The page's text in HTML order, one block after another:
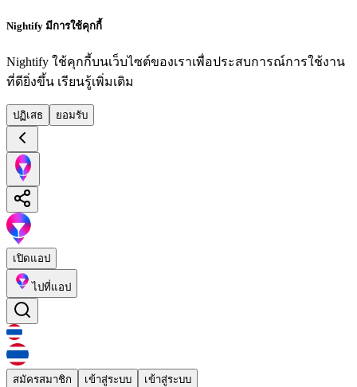
Nightify มีการใช้คุกกี้
Nightify ใช้คุกกี้บนเว็บไซต์ของเราเพื่อประสบการณ์การใช้งาน
ที่ดียิ่งขึ้น เรียนรู้เพิ่มเติม
ปฏิเสธ ยอมรับ
เปิดแอป
ไปที่แอป
สมัครสมาชิก เข้าสู่ระบบ เข้าสู่ระบบ